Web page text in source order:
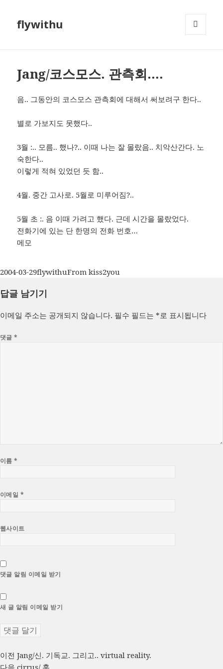
flywithu
Jang/코스모스. 관측회….
음.. 그동안의 코스모스 관측회에 대해서 써보려구 한다..
별로 가보지도 못했다..
3월 :.. 모름.. 했나?.. 이때 나는 잘 몰랐음.. 치악산간다. 노
숙한다..
이렇게 적혀 있었던 듯 함..
4월. 중간 고사로. 5월로 미루어짐?..
5월 초 :. 음 이때 가려고 했다. 근데 시간을 몰랐었다.
전화기에 있는 단 한명의 전화 번호…
메모
작
일
2004-03-29글
이
flywithu카
From kiss2you
답글 남기기
이메일 주소는 공개되지 않습니다. 필수 필드는 *로 표시됩니다
댓글*
이름*
이메일 *
웹사이트
댓글 알림 이메일 받기
새 글 알림 이메일 받기
글
이전 이
전
Jang/신. 기독교. 그리고.. virtual reality.
다음 다
cirrus/ 훗